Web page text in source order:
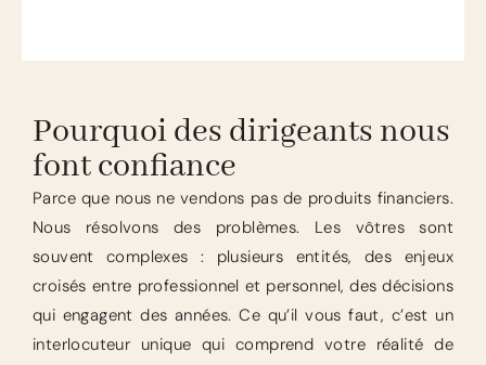
Pourquoi des dirigeants nous
font confiance
Parce que nous ne vendons pas de produits financiers.
Nous résolvons des problèmes. Les vôtres sont
souvent complexes : plusieurs entités, des enjeux
croisés entre professionnel et personnel, des décisions
qui engagent des années. Ce qu’il vous faut, c’est un
interlocuteur unique qui comprend votre réalité de